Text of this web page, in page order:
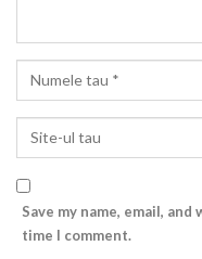
Save my name, email,
time I comment.